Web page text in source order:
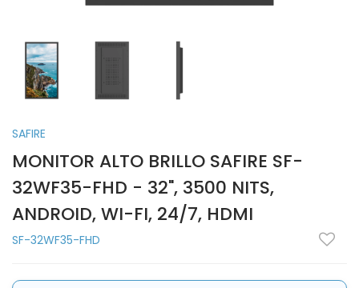
SAFIRE
MONITOR ALTO BRILLO SAFIRE SF-
32WF35-FHD - 32", 3500 NITS,
ANDROID, WI-FI, 24/7, HDMI
SF-32WF35-FHD